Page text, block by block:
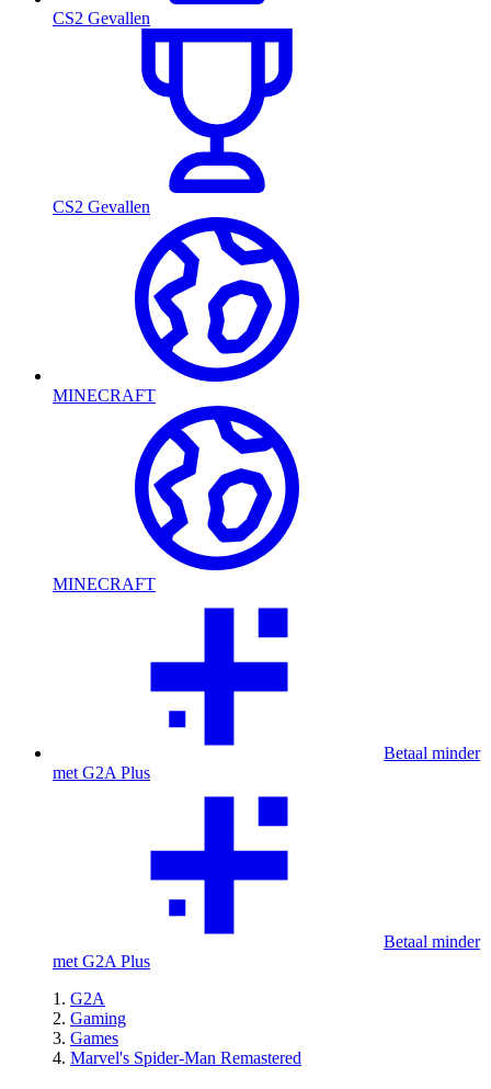
CS2 Gevallen
CS2 Gevallen
MINECRAFT
MINECRAFT
Betaal minder
met G2A Plus
Betaal minder
met G2A Plus
G2A
Gaming
Games
Marvel's Spider-Man Remastered